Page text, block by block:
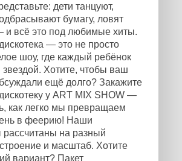
дети танцуют,
бумагу, ловят
и всё это под любимые хиты.
— это не просто
шоу, где каждый ребёнок
звездой. Хотите, чтобы ваш
ещё долго? Закажите
у ART MIX SHOW —
как легко мы превращаем
в феерию! Наши
на разный
и масштаб. Хотите
вариант? Пакет